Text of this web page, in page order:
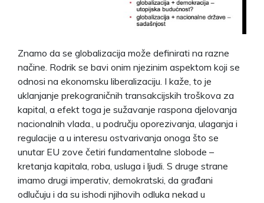
Znamo da se globalizacija može definirati na razne
načine. Rodrik se bavi onim njezinim aspektom koji se
odnosi na ekonomsku liberalizaciju. I kaže, to je
uklanjanje prekograničnih transakcijskih troškova za
kapital, a efekt toga je sužavanje raspona djelovanja
nacionalnih vlada., u području oporezivanja, ulaganja i
regulacije a u interesu ostvarivanja onoga što se
unutar EU zove četiri fundamentalne slobode –
kretanja kapitala, roba, usluga i ljudi. S druge strane
imamo drugi imperativ, demokratski, da građani
odlučuju i da su ishodi njihovih odluka nekad u